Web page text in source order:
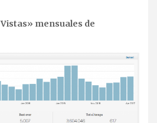
mensuales de